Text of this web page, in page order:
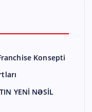
Konsepti
YENİ NƏSİL